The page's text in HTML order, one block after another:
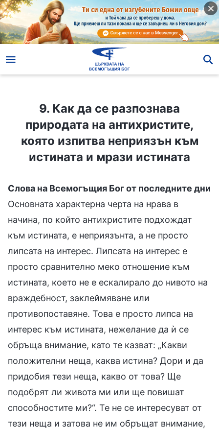
9. Как да се разпознава
природата на антихристите,
която изпитва неприязън към
истината и мрази истината
Слова на Всемогъщия Бог от последните дни
Основната характерна черта на нрава в
начина, по който антихристите подхождат
към истината, е неприязънта, а не просто
липсата на интерес. Липсата на интерес е
просто сравнително меко отношение към
истината, което не е ескалирало до нивото на
враждебност, заклеймяване или
противопоставяне. Това е просто липса на
интерес към истината, нежелание да ѝ се
обръща внимание, като те казват: „Какви
положителни неща, каква истина? Дори и да
придобия тези неща, какво от това? Ще
подобрят ли живота ми или ще повишат
способностите ми?“. Те не се интересуват от
тези неща и затова не им обръщат внимание,